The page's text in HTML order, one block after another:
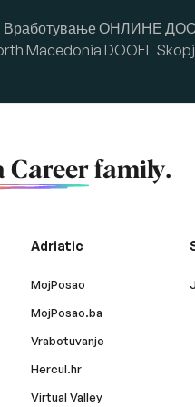
ОНЛИНЕ ДОО.
Macedonia DOOEL
Careerfamily.
Adriatic
MojPosao
MojPosao.ba
Vrabotuvanje
Hercul.hr
Virtual Valley